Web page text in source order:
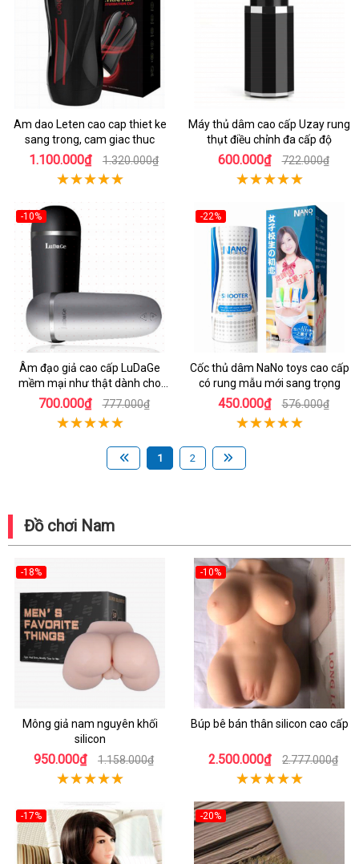
Am dao Leten cao cap thiet ke
sang trong, cam giac thuc
1.100.000₫ 1.320.000₫
Máy thủ dâm cao cấp Uzay rung
thụt điều chỉnh đa cấp độ
600.000₫ 722.000₫
-10%
Âm đạo giả cao cấp LuDaGe
mềm mại như thật dành cho
nam giới
700.000₫ 777.000₫
-22%
Cốc thủ dâm NaNo toys cao cấp
có rung mẫu mới sang trọng
450.000₫ 576.000₫
1 2
Đồ chơi Nam
-18%
Mông giả nam nguyên khối
silicon
950.000₫ 1.158.000₫
-10%
Búp bê bán thân silicon cao cấp
2.500.000₫ 2.777.000₫
-17% -20%